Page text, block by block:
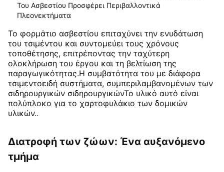
Του Ασβεστίου Προσφέρει Περιβαλλοντικά
Πλεονεκτήματα
Το φορμάτιο ασβεστίου επιταχύνει την ενυδάτωση
του τσιμέντου και συντομεύει τους χρόνους
τοποθέτησης, επιτρέποντας την ταχύτερη
ολοκλήρωση του έργου και τη βελτίωση της
παραγωγικότητας.Η συμβατότητα του με διάφορα
τσιμεντοειδή συστήματα, συμπεριλαμβανομένων των
σιδηρουργικών σιδηρουργικώνΤο υλικό αυτό είναι
πολύπλοκο για το χαρτοφυλάκιο των δομικών
υλικών..
Διατροφή των ζώων: Ένα αυξανόμενο
τμήμα